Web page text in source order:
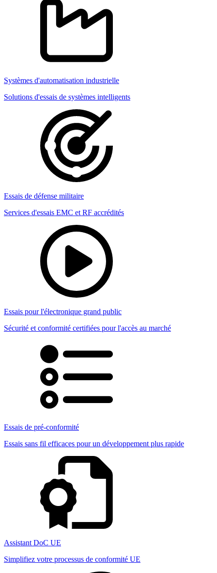
Systèmes d'automatisation industrielle
Solutions d'essais de systèmes intelligents
Essais de défense militaire
Services d'essais EMC et RF accrédités
Essais pour l'électronique grand public
Sécurité et conformité certifiées pour l'accès au marché
Essais de pré-conformité
Essais sans fil efficaces pour un développement plus rapide
Assistant DoC UE
Simplifiez votre processus de conformité UE